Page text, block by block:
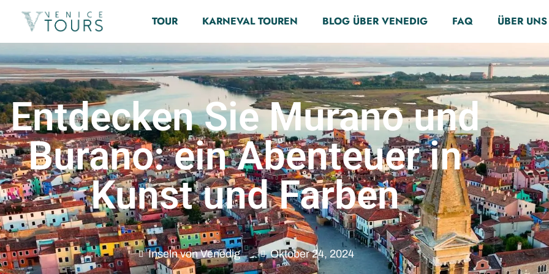
TOUR KARNEVAL TOUREN BLOG ÜBER VENEDIG FAQ ÜBER UNS
Entdecken Sie Murano und
Burano: ein Abenteuer in
Kunst und Farben
Inseln von Venedig Oktober 24, 2024